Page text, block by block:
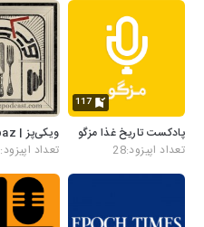
117
پادکست تاریخ غذا مزگو
تعداد اپیزود:28
ویکی‌پز | Wikipaz
تعداد اپیزود:92